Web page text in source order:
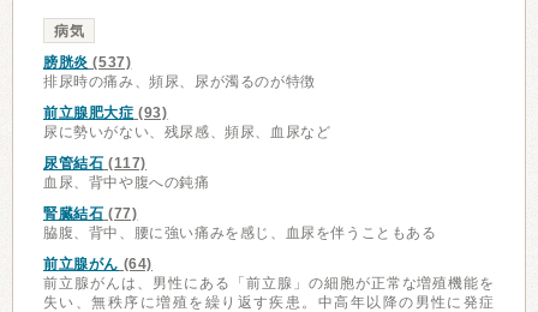
病気
膀胱炎 (537)
排尿時の痛み、頻尿、尿が濁るのが特徴
前立腺肥大症 (93)
尿に勢いがない、残尿感、頻尿、血尿など
尿管結石 (117)
血尿、背中や腹への鈍痛
腎臓結石 (77)
脇腹、背中、腰に強い痛みを感じ、血尿を伴うこともある
前立腺がん (64)
前立腺がんは、男性にある「前立腺」の細胞が正常な増殖機能を
失い、無秩序に増殖を繰り返す疾患。中高年以降の男性に発症